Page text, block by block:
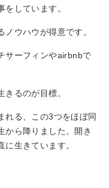
しています。
ウハウが得意です。
サーフィンやairbnbで
るのが目標。
れる、この3つをほぼ同
から降りました。開き
生きています。